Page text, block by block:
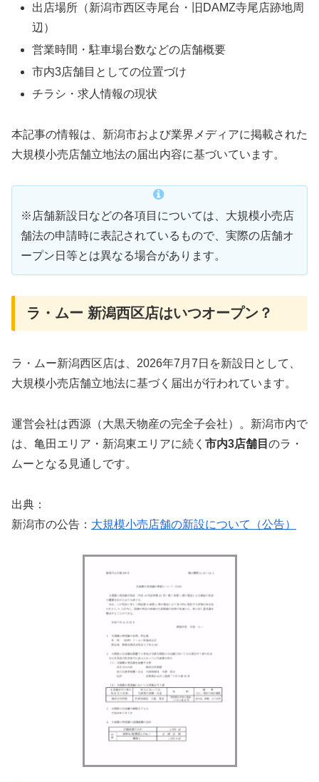
出店場所（新潟市西区寺尾台・旧DAMZ寺尾店跡地周
辺）
営業時間・駐車場台数などの店舗概要
市内3店舗目としての位置づけ
チラシ・求人情報の現状
本記事の情報は、新潟市および業界メディアに掲載された
大規模小売店舗立地法の届出内容に基づいています。
※店舗新設日などの各項目については、大規模小売店
舗法の申請時に表記されているもので、実際の店舗オ
ープン日等とは異なる場合があります。
ラ・ムー 新潟西区店はいつオープン？
ラ・ムー新潟西区店は、2026年7月7日を新設日として、
大規模小売店舗立地法に基づく届出が行われています。
運営会社は西源（大黒天物産の完全子会社）。新潟市内で
は、亀田エリア・新潟東エリアに続く 市内3店舗目 のラ・
ムーとなる見通しです。
出典：
新潟市の公告： 大規模小売店舗の新設について（公告）